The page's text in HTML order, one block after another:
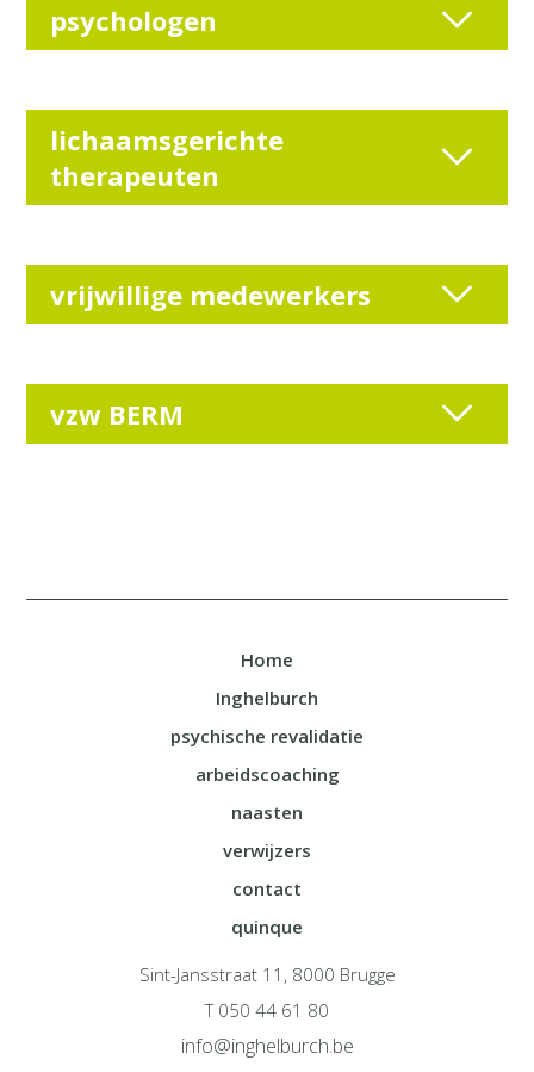
psychologen
lichaamsgerichte
therapeuten
vrijwillige medewerkers
vzw BERM
Home
Inghelburch
psychische revalidatie
arbeidscoaching
naasten
verwijzers
contact
quinque
Sint-Jansstraat 11, 8000 Brugge
T 050 44 61 80
info@inghelburch.be